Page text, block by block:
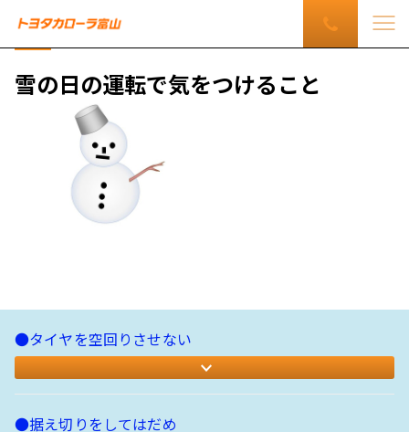
雪の日の運転で気をつけること
●タイヤを空回りさせない
●据え切りをしてはだめ